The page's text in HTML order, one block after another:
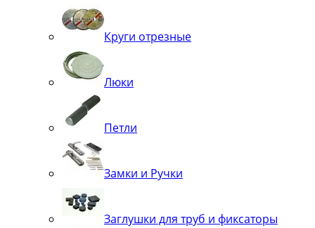
Круги отрезные
Люки
Петли
Замки и Ручки
Заглушки для труб и фиксаторы